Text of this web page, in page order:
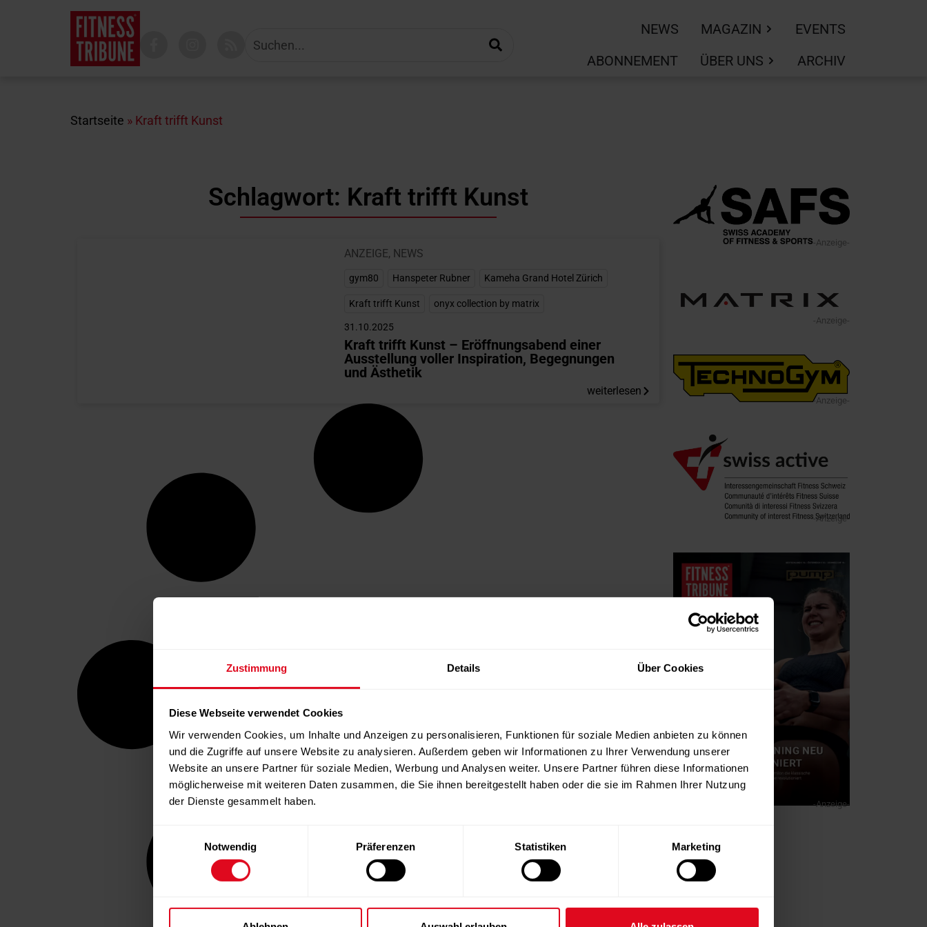
Zustimmung Details Über Cookies
Diese Webseite verwendet Cookies
Wir verwenden Cookies, um Inhalte und Anzeigen zu personalisieren, Funktionen für soziale Medien anbieten zu können
und die Zugriffe auf unsere Website zu analysieren. Außerdem geben wir Informationen zu Ihrer Verwendung unserer
Website an unsere Partner für soziale Medien, Werbung und Analysen weiter. Unsere Partner führen diese Informationen
möglicherweise mit weiteren Daten zusammen, die Sie ihnen bereitgestellt haben oder die sie im Rahmen Ihrer Nutzung
der Dienste gesammelt haben.
Notwendig
Präferenzen Statistiken Marketing
NEWS MAGAZIN
EVENTS
ABONNEMENT
ÜBER UNS ARCHIV
Startseite » Kraft trifft Kunst
Schlagwort: Kraft trifft Kunst
ANZEIGE, NEWS
gym80 Hanspeter Rubner Kameha Grand Hotel Zürich
Kraft trifft Kunst onyx collection by matrix
31.10.2025
Kraft trifft Kunst – Eröffnungsabend einer
Ausstellung voller Inspiration, Begegnungen
und Ästhetik
weiterlesen
-Anzeige-
-Anzeige-
-Anzeige-
-Anzeige-
-Anzeige-